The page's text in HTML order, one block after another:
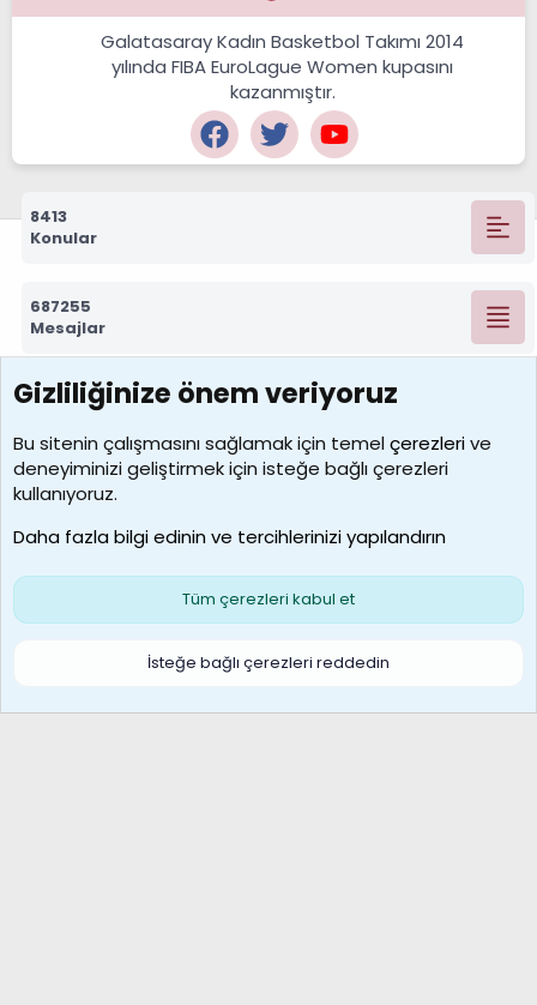
Galatasaray Kadın Basketbol Takımı 2014
yılında FIBA EuroLague Women kupasını
kazanmıştır.
8413
Konular
687255
Mesajlar
7388
Kullanıcılar
borabekirogluu
Son üye
Çerezler
S
Gizliliğinize önem veriyoruz
Bu sitenin çalışmasını sağlamak için temelçerezlerive
deneyiminizi geliştirmek için isteğe bağlı çerezleri
kullanıyoruz.
Daha fazla bilgi edinin ve tercihlerinizi yapılandırın
Tüm çerezleri kabul et
İsteğe bağlı çerezleri reddedin